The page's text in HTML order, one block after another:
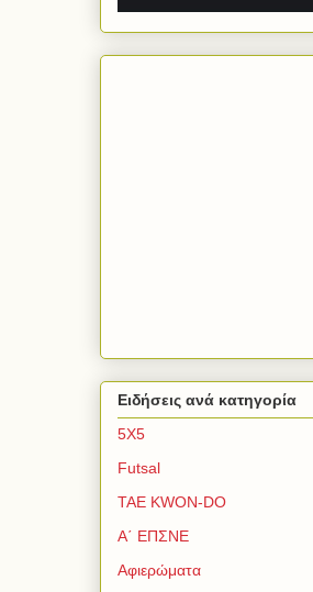
Ειδήσεις ανά κατηγορία
5Χ5
Futsal
TAE KWON-DO
Α΄ ΕΠΣΝΕ
Αφιερώματα